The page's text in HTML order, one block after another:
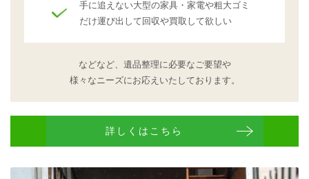
手に追えない大型の家具・家電や粗大ゴミ
だけ運び出して回収や買取して欲しい
などなど、遺品整理に必要なご要望や
様々なニーズにお応えいたしております。
詳しくはこちら